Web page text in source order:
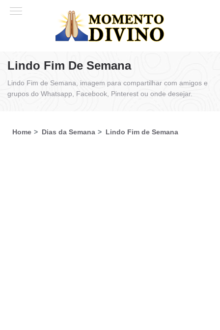
Lindo Fim De Semana
Lindo Fim de Semana, imagem para compartilhar com amigos e
grupos do Whatsapp, Facebook, Pinterest ou onde desejar.
Home Dias da Semana Lindo Fim de Semana